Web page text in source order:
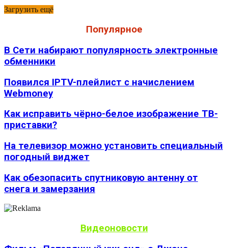
Загрузить ещё
Популярное
В Сети набирают популярность электронные
обменники
Появился IPTV-плейлист с начислением
Webmoney
Как исправить чёрно-белое изображение ТВ-
приставки?
На телевизор можно установить специальный
погодный виджет
Как обезопасить спутниковую антенну от
снега и замерзания
Видеоновости